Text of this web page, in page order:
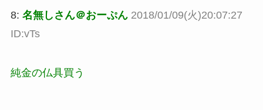
8: 名無しさん＠おーぷん 2018/01/09(火)20:07:27
ID:vTs
純金の仏具買う